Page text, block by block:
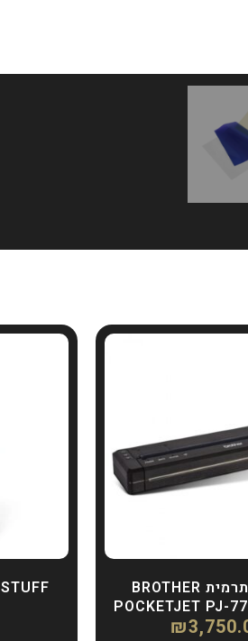
מדפסת תרמית BROTHER
POCKETJET PJ-
WI-FI –
₪